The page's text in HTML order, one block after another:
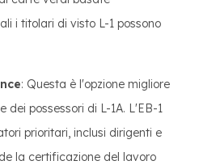
i titolari di visto L-1 possono
: Questa è l'opzione migliore
dei possessori di L-1A. L'EB-1
prioritari, inclusi dirigenti e
la certificazione del lavoro